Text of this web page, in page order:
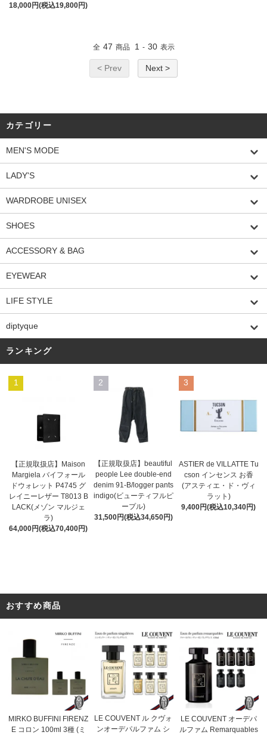
18,000円(税込19,800円)
全 47 商品 1 - 30 表示
< Prev Next >
カテゴリー
MEN'S MODE
LADY'S
WARDROBE UNISEX
SHOES
ACCESSORY & BAG
EYEWEAR
LIFE STYLE
diptyque
ランキング
1
【正規取扱店】Maison
Margiela バイフォール
ドウォレット P4745 グ
レイニーレザー T8013 B
LACK(メゾン マルジェ
ラ)
64,000円(税込70,400円)
2
【正規取扱店】beautiful
people Lee double-end
denim 91-B/logger pants
indigo(ビューティフルピ
ープル)
31,500円(税込34,650円)
3
ASTIER de VILLATTE Tu
cson インセンス お香
(アスティエ・ド・ヴィ
ラット)
9,400円(税込10,340円)
おすすめ商品
MIRKO BUFFINI FIRENZ
E コロン 100ml 3種 (ミ
LE COUVENT ル クヴォ
ンオーデパルファム シ
LE COUVENT オーデパ
ルファム Remarquables